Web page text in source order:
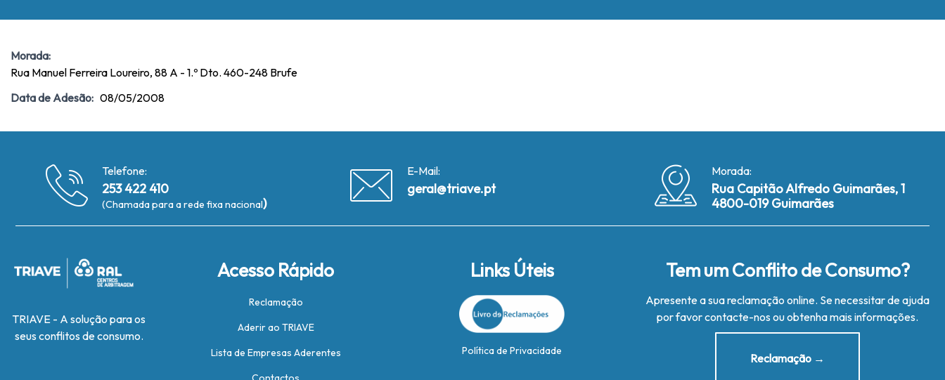
Morada:
Rua Manuel Ferreira Loureiro, 88 A - 1.º Dto. 460-248 Brufe
Data de Adesão: 08/05/2008
Telefone:
253 422 410
(Chamada para a rede fixa nacional)
E-Mail:
geral@triave.pt
Morada:
Rua Capitão Alfredo Guimarães, 1
4800-019 Guimarães
TRIAVE - A solução para os
seus conflitos de consumo.
Acesso Rápido
Reclamação
Aderir ao TRIAVE
Lista de Empresas Aderentes
Links Úteis
Política de Privacidade
Tem um Conflito de Consumo?
Apresente a sua reclamação online. Se necessitar de ajuda
por favor contacte-nos ou obtenha mais informações.
Reclamação →